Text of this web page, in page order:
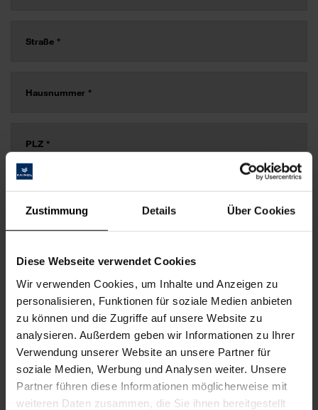
Zustimmung Details Über Cookies
Diese Webseite verwendet Cookies
Wir verwenden Cookies, um Inhalte und Anzeigen zu
personalisieren, Funktionen für soziale Medien anbieten
zu können und die Zugriffe auf unsere Website zu
analysieren. Außerdem geben wir Informationen zu Ihrer
Verwendung unserer Website an unsere Partner für
soziale Medien, Werbung und Analysen weiter. Unsere
Partner führen diese Informationen möglicherweise mit
weiteren Daten zusammen, die Sie ihnen bereitgestellt